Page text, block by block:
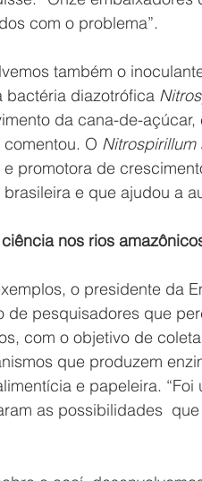
com o problema”.
também o
bactéria diazotrófica
da cana-de-
comentou. O Nitrospirillum
e promotora de
brasileira e que ajudou a
nos rios
o presidente da
de pesquisadores que
com o objetivo de
que produzem
e papeleira.
as possibilidades